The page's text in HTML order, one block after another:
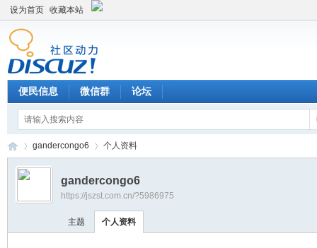
设为首页 收藏本站
便民信息 微信群 论坛
›
gandercongo6 个人资料
gandercongo6
https://jszst.com.cn/?5986975
主题 个人资料